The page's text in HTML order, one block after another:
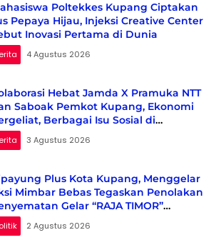
Poltekkes Kupang Ciptakan
Pepaya Hijau, Injeksi Creative Center
Inovasi Pertama di Dunia
4 Agustus 2026
Hebat Jamda X Pramuka NTT
Saboak Pemkot Kupang, Ekonomi
Berbagai Isu Sosial di
3 Agustus 2026
Plus Kota Kupang, Menggelar
Mimbar Bebas Tegaskan Penolakan
Gelar “RAJA TIMOR”
Presiden RI KE-7 H. Ir. JOKO
2 Agustus 2026